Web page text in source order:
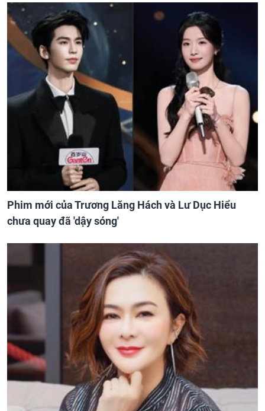
Phim mới của Trương Lăng Hách và Lư Dục Hiểu
chưa quay đã 'dậy sóng'